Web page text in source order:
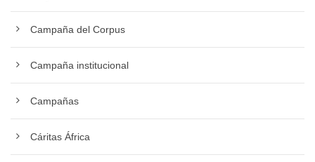
Campaña del Corpus
Campaña institucional
Campañas
Cáritas África